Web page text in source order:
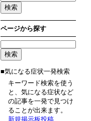
ページから探す
■気になる症状一発検索
キーワード検索を使う
と、気になる症状など
の記事を一発で見つけ
ることが出来ます。
新規掲示板投稿